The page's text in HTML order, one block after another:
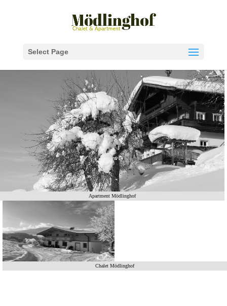
Select Page
Apartment Mödlinghof
Chalet Mödlinghof